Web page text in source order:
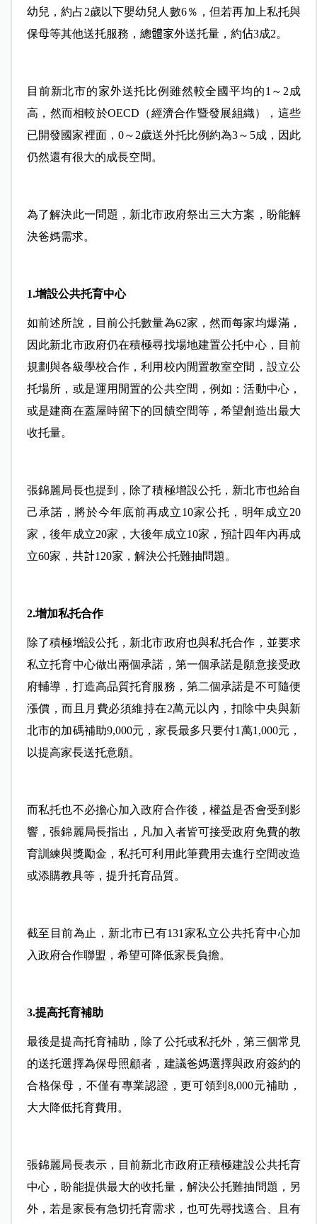
幼兒，約占2歲以下嬰幼兒人數6％，但若再加上私托與
保母等其他送托服務，總體家外送托量，約佔3成2。
目前新北市的家外送托比例雖然較全國平均的1～2成
高，然而相較於OECD（經濟合作暨發展組織），這些
已開發國家裡面，0～2歲送外托比例約為3～5成，因此
仍然還有很大的成長空間。
為了解決此一問題，新北市政府祭出三大方案，盼能解
決爸媽需求。
1.增設公共托育中心
如前述所說，目前公托數量為62家，然而每家均爆滿，
因此新北市政府仍在積極尋找場地建置公托中心，目前
規劃與各級學校合作，利用校內閒置教室空間，設立公
托場所，或是運用閒置的公共空間，例如：活動中心，
或是建商在蓋屋時留下的回饋空間等，希望創造出最大
收托量。
張錦麗局長也提到，除了積極增設公托，新北市也給自
己承諾，將於今年底前再成立10家公托，明年成立20
家，後年成立20家，大後年成立10家，預計四年內再成
立60家， 共計120家 ，解決公托難抽問題。
2.增加私托合作
除了積極增設公托，新北市政府也與私托合作，並要求
私立托育中心做出兩個承諾，第一個承諾是願意接受政
府輔導，打造高品質托育服務，第二個承諾是不可隨便
漲價，而且月費必須維持在2萬元以內，扣除中央與新
北市的加碼補助9,000元，家長最多只要付1萬1,000元，
以提高家長送托意願。
而私托也不必擔心加入政府合作後，權益是否會受到影
響，張錦麗局長指出，凡加入者皆可接受政府免費的教
育訓練與獎勵金，私托可利用此筆費用去進行空間改造
或添購教具等，提升托育品質。
截至目前為止，新北市已有131家私立公共托育中心加
入政府合作聯盟，希望可降低家長負擔。
3.提高托育補助
最後是提高托育補助，除了公托或私托外，第三個常見
的送托選擇為保母照顧者，建議爸媽選擇與政府簽約的
合格保母，不僅有專業認證，更可領到8,000元補助，
大大降低托育費用。
張錦麗局長表示，目前新北市政府正積極建設公共托育
中心，盼能提供最大的收托量，解決公托難抽問題，另
外，若是家長有急切托育需求，也可先尋找適合、且有